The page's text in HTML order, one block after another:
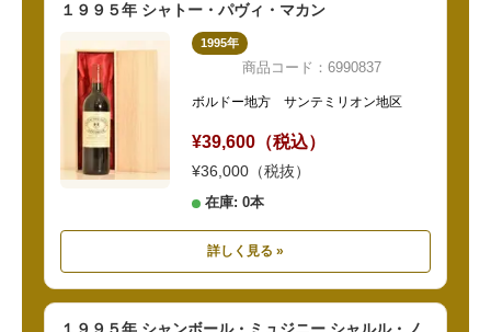
１９９５年 シャトー・パヴィ・マカン
1995年
商品コード：6990837
ボルドー地方 サンテミリオン地区
¥39,600（税込）
¥36,000（税抜）
在庫: 0本
詳しく見る »